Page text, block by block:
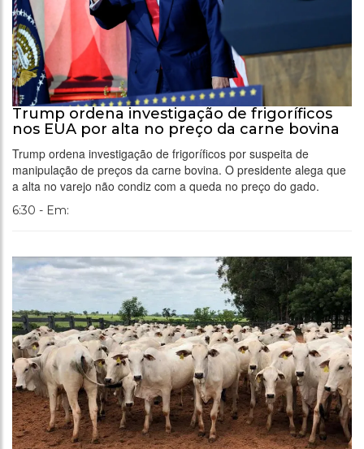
Trump ordena investigação de frigoríficos
nos EUA por alta no preço da carne bovina
Trump ordena investigação de frigoríficos por suspeita de
manipulação de preços da carne bovina. O presidente alega que
a alta no varejo não condiz com a queda no preço do gado.
6:30 - Em: